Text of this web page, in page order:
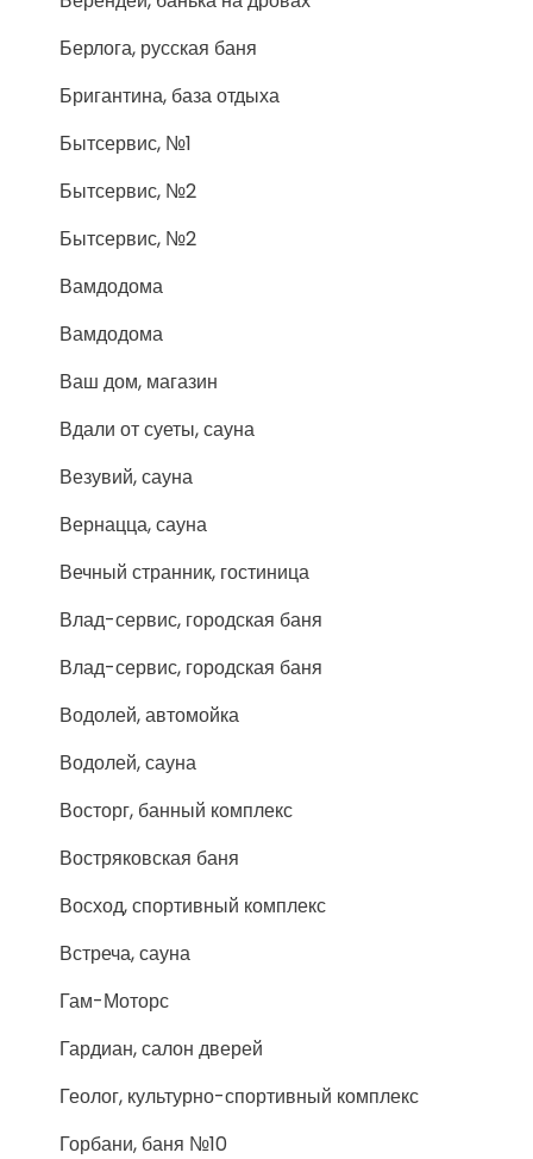
Берлога, русская баня
Бригантина, база отдыха
Бытсервис, №1
Бытсервис, №2
Бытсервис, №2
Вамдодома
Вамдодома
Ваш дом, магазин
Вдали от суеты, сауна
Везувий, сауна
Вернацца, сауна
Вечный странник, гостиница
Влад-сервис, городская баня
Влад-сервис, городская баня
Водолей, автомойка
Водолей, сауна
Восторг, банный комплекс
Востряковская баня
Восход, спортивный комплекс
Встреча, сауна
Гам-Моторс
Гардиан, салон дверей
Геолог, культурно-спортивный комплекс
Горбани, баня №10